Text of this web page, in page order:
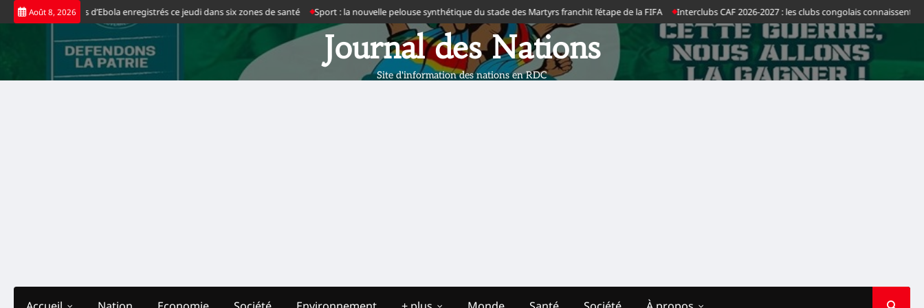
Skip
to
Août 8, 2026
cas positifs d’Ebola enregistrés ce jeudi dans six zones de santé Sport : la nouvelle pelouse synthétique du stade des Martyrs franchit l’étape de la FIFA Interclubs CAF 2026-2027 : les clubs congolais connaissent leurs
Journal des Nations
Site d'information des nations en RDC